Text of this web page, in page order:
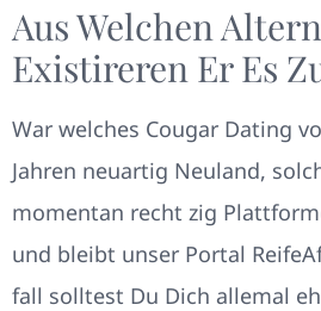
Aus Welchen
Existireren Er Es
War welches Cougar Dating
Jahren neuartig Neuland,
momentan recht zig
und bleibt unser Portal
fall solltest Du Dich allemal